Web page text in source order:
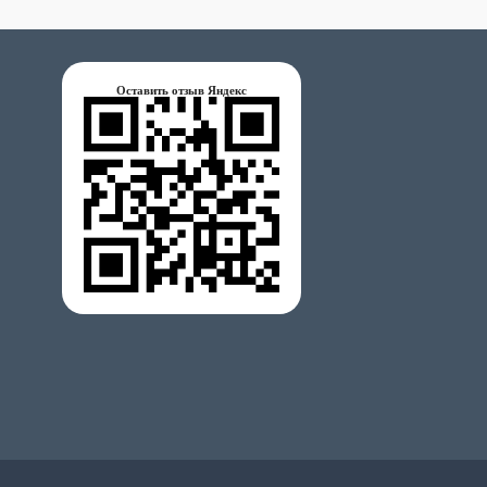
Оставить отзыв Яндекс